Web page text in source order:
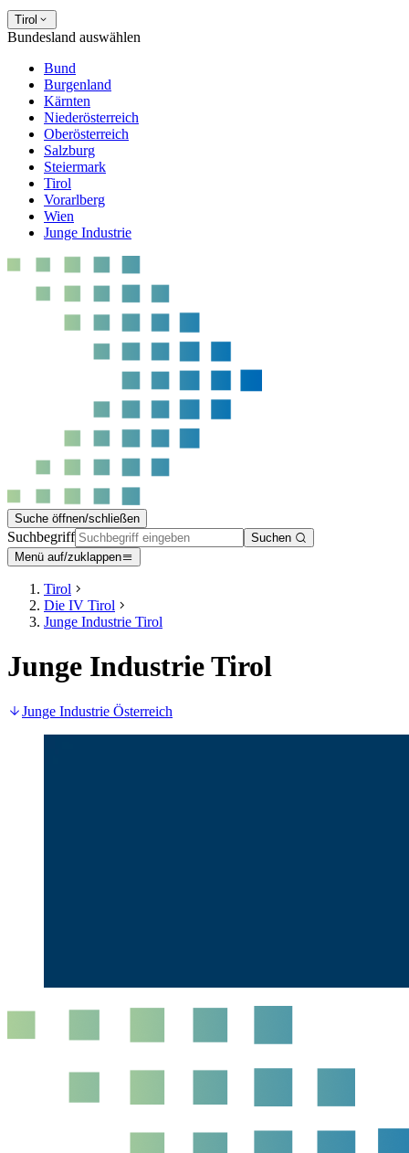
Tirol
Bundesland auswählen
Bund
Burgenland
Kärnten
Niederösterreich
Oberösterreich
Salzburg
Steiermark
Tirol
Vorarlberg
Wien
Junge Industrie
Suche öffnen/schließen
Suchbegriff
Suchen
Menü auf/zuklappen
Tirol
Die IV Tirol
Junge Industrie Tirol
Junge Industrie Tirol
Junge Industrie Österreich